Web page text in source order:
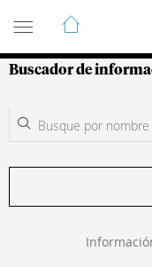
Guía de
Buscador de